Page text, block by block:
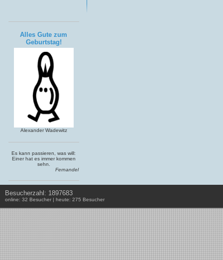
Alles Gute zum
Geburtstag!
Alexander Wadewitz
Es kann passieren, was will:
Einer hat es immer kommen
sehn.
Fernandel
Besucherzahl: 1897683
online: 32 Besucher | heute: 275 Besucher